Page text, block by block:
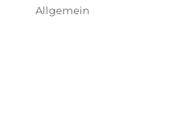
am
Kategorien
Allgemein